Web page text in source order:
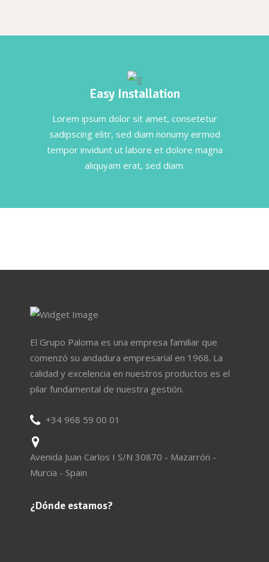
Easy Installation
Lorem ipsum dolor sit amet, consetetur
sadipscing elitr, sed diam nonumy eirmod
tempor invidunt ut labore et dolore magna
aliquyam erat, sed diam.
El Grupo Paloma es una empresa familiar que
comenzó su andadura empresarial en 1968. La
calidad y excelencia en nuestros productos es el
pilar fundamental de nuestra gestión.
+34 968 59 00 01
Avenida Juan Carlos I S/N 30870 - Mazarrón -
Murcia - Spain
¿Dónde estamos?